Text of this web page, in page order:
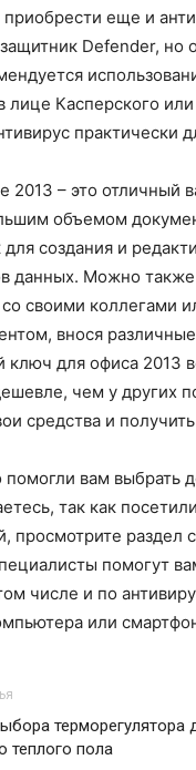
приобрести еще и
Defender, но
лице Касперского
практически
2013 – это отличный
объемом
создания и
данных. Можно
своими коллегами
внося
ключ для офиса 2013
чем у других
средства и
помогли вам выбрать
так как
просмотрите раздел
помогут
числе и по
или
терморегулятора
теплого пола